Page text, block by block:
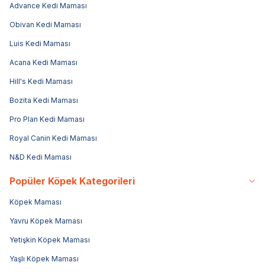
Advance Kedi Maması
Obivan Kedi Maması
Luis Kedi Maması
Acana Kedi Maması
Hill's Kedi Maması
Bozita Kedi Maması
Pro Plan Kedi Maması
Royal Canin Kedi Maması
N&D Kedi Maması
Popüler Köpek Kategorileri
Köpek Maması
Yavru Köpek Maması
Yetişkin Köpek Maması
Yaşlı Köpek Maması